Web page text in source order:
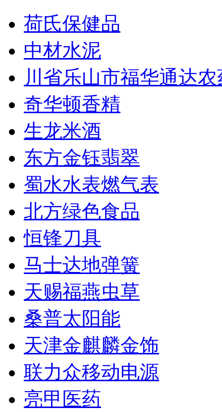
荷氏保健品
中材水泥
川省乐山市福华通达
奇华顿香精
生龙米酒
东方金钰翡翠
蜀水水表燃气表
北方绿色食品
恒锋刀具
马士达地弹簧
天赐福燕虫草
桑普太阳能
天津金麒麟金饰
联力众移动电源
亮甲医药